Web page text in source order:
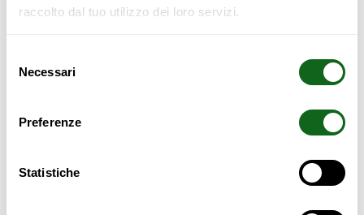
raccolto dal tuo utilizzo dei loro servizi.
delNecessari
Preferenze
Statistiche
TABLES DE CHEVET
TÊTES DE LIT
Catégories